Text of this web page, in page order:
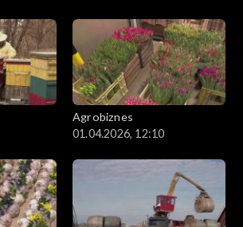
Agrobiznes
01.04.2026, 12:10